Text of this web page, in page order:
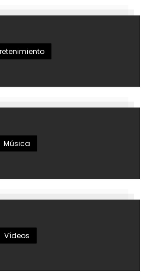
Música
Vídeos